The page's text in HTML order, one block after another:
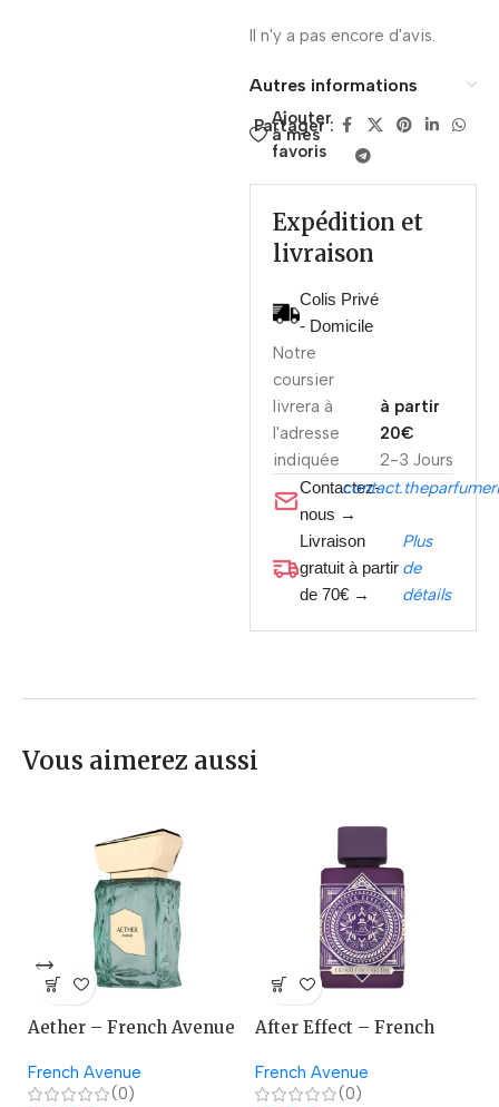
Il n'y a pas encore d'avis.
Autres informations
Ajouter
à mes
favoris
Partager :
Expédition et
livraison
Colis Privé
- Domicile
Notre
coursier
livrera à
l'adresse
indiquée
2-3 Jours
à partir
20€
Contactez-
nous →
Livraison
gratuit à partir
de 70€ →
Plus
de
détails
Vous aimerez aussi
Aether – French Avenue
French Avenue
(0)
After Effect – French
French Avenue
(0)